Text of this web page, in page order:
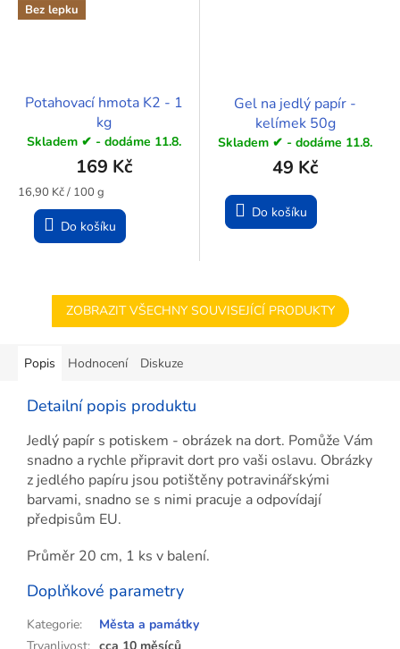
Bez lepku
Potahovací hmota K2 - 1
kg
Skladem ✔ - dodáme 11.8.
169 Kč
Měrná
cena:
16,90 Kč / 100 g
Do košíku
Gel na jedlý papír -
kelímek 50g
Skladem ✔ - dodáme 11.8.
49 Kč
Do košíku
ZOBRAZIT VŠECHNY SOUVISEJÍCÍ PRODUKTY
Popis Hodnocení Diskuze
Detailní popis produktu
Jedlý papír s potiskem - obrázek na dort. Pomůže Vám
snadno a rychle připravit dort pro vaši oslavu. Obrázky
z jedlého papíru jsou potištěny potravinářskými
barvami, snadno se s nimi pracuje a odpovídají
předpisům EU.
Průměr 20 cm, 1 ks v balení.
Doplňkové parametry
Kategorie:
Města a památky